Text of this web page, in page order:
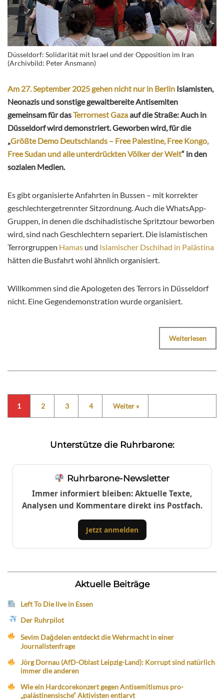
Düsseldorf: Solidarität mit Israel und der Opposition im Iran
(Archivbild: Peter Ansmann)
Am 27. September 2025 gehen nicht nur in Berlin Islamisten,
Neonazis und sonstige gewaltbereite Antisemiten
gemeinsam für dasTerrornest Gazaauf die Straße: Auch in
Düsseldorf wird demonstriert. Geworben wird, für die
„Größte Demo Deutschlands – Free Palestine, Free Kongo,
Free Sudan und alle unterdrückten Völker der Welt“ in den
sozialen Medien.
Es gibt organisierte Anfahrten in Bussen – mit korrekter
geschlechtergetrennter Sitzordnung. Auch die WhatsApp-
Gruppen, in denen die dschihadistische Spritztour beworben
wird, sind nach Geschlechtern separiert. Die islamistischen
Terrorgruppen Hamas und Islamischer Dschihad in Palästina
hätten die Busfahrt wohl ähnlich organisiert.
Willkommen sind die Apologeten des Terrors in Düsseldorf
nicht. Eine Gegendemonstration wurde organisiert.
Weiterlesen
1 2 3 4 Weiter »
Unterstütze die Ruhrbarone:
Ruhrbarone-Newsletter
Immer informiert bleiben: Aktuelle Texte,
Analysen und Kommentare direkt ins Postfach.
Jetzt anmelden
Aktuelle Beiträge
Left To Die live in Essen
Der Ruhrpilot
Sevim Dağdelen entdeckt die Wehrmacht in einer
Journalistenfrage
Jörg Dornau (AfD-Oblast Leipzig-Land): Korrupt sind natürlich
immer die anderen
Wie ein Hardcorekonzert gegen Antisemitismus pro-
„palästinensische“ Aktivisten entlarvt